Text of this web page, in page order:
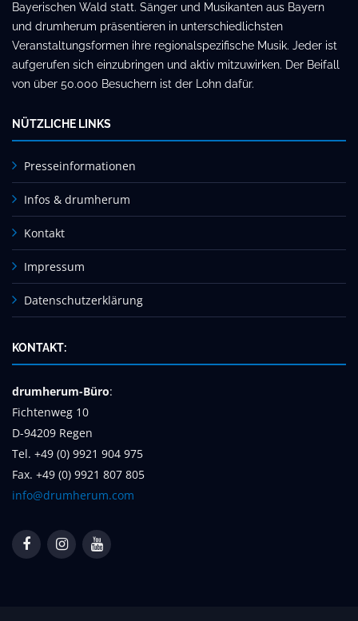
Bayerischen Wald statt. Sänger und Musikanten aus Bayern
und drumherum präsentieren in unterschiedlichsten
Veranstaltungsformen ihre regionalspezifische Musik. Jeder ist
aufgerufen sich einzubringen und aktiv mitzuwirken. Der Beifall
von über 50.000 Besuchern ist der Lohn dafür.
NÜTZLICHE LINKS
Presseinformationen
Infos & drumherum
Kontakt
Impressum
Datenschutzerklärung
KONTAKT:
drumherum-Büro:
Fichtenweg 10
D-94209 Regen
Tel. +49 (0) 9921 904 975
Fax. +49 (0) 9921 807 805
info@drumherum.com